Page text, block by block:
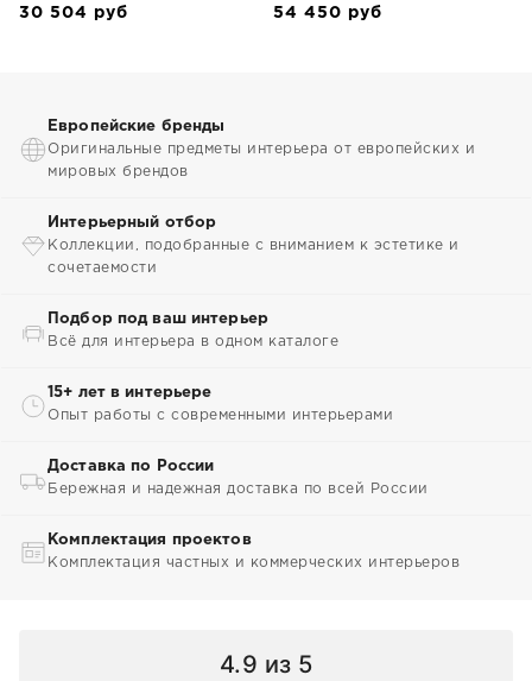
30 504 руб 54 450 руб
Европейские бренды
Оригинальные предметы интерьера от европейских и
мировых брендов
Интерьерный отбор
Коллекции, подобранные с вниманием к эстетике и
сочетаемости
Подбор под ваш интерьер
Всё для интерьера в одном каталоге
15+ лет в интерьере
Опыт работы с современными интерьерами
Доставка по России
Бережная и надежная доставка по всей России
Комплектация проектов
Комплектация частных и коммерческих интерьеров
4.9 из 5